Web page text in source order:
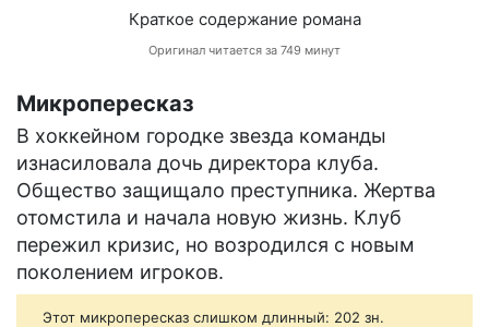
Краткое содержание романа
Оригинал читается за 749 минут
Микропересказ
В хоккейном городке звезда команды
изнасиловала дочь директора клуба.
Общество защищало преступника. Жертва
отомстила и начала новую жизнь. Клуб
пережил кризис, но возродился с новым
поколением игроков.
Этот микропересказ слишком длинный: 202 зн.